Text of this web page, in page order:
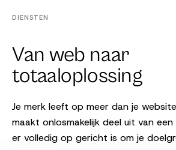
DIENSTEN
Van web naar
totaaloplossing
Je merk leeft op meer dan je
maakt onlosmakelijk deel uit van
er volledig op gericht is om je